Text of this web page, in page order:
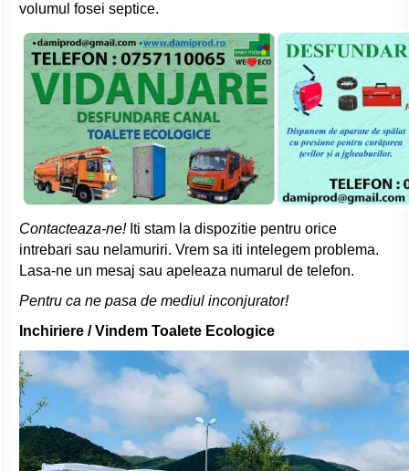
volumul fosei septice.
Contacteaza-ne!Iti stam la dispozitie pentru orice
intrebari sau nelamuriri. Vrem sa iti intelegem problema.
Lasa-ne un mesaj sau apeleaza numarul de telefon.
Pentru ca ne pasa de mediul inconjurator!
Inchiriere / Vindem Toalete Ecologice